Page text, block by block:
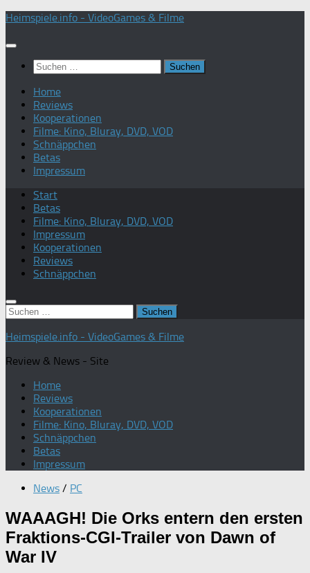
Zum
springen
Heimspiele.info - VideoGames & Filme
Suchen
nach:
Home
Reviews
Kooperationen
Filme: Kino, Bluray, DVD, VOD
Schnäppchen
Betas
Impressum
Start
Betas
Filme: Kino, Bluray, DVD, VOD
Impressum
Kooperationen
Reviews
Schnäppchen
Suchen
nach:
Heimspiele.info - VideoGames & Filme
Review & News - Site
Home
Reviews
Kooperationen
Filme: Kino, Bluray, DVD, VOD
Schnäppchen
Betas
Impressum
News / PC
WAAAGH! Die Orks entern den ersten
Fraktions-CGI-Trailer von Dawn of
War IV